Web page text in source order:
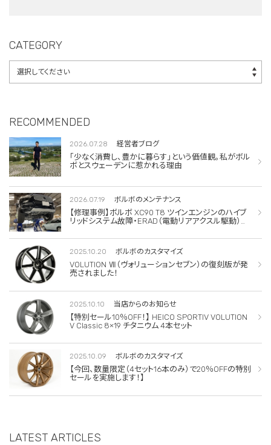
CATEGORY
RECOMMENDED
2026.07.28 経営者ブログ
「少なく消費し、豊かに暮らす」という価値観。私がボル
ボとスウェーデンに惹かれる理由
2026.07.19 ボルボのメンテナンス
【修理事例】ボルボ XC90 T8 ツインエンジンのハイブ
リッドシステム故障・ERAD（電動リアアクスル駆動）交
2025.10.20 ボルボのカスタマイズ
VOLUTION Ⅶ（ヴォリューションセブン）の復刻版が発
売されました！
2025.10.10 当店からのお知らせ
【特別セール10％OFF！】 HEICO SPORTIV VOLUTION
V Classic 8×19 チタニウム 4本セット
2025.10.09 ボルボのカスタマイズ
【今回、数量限定（4セット16本のみ）で20％OFFの特別
セールを実施します！】
LATEST ARTICLES